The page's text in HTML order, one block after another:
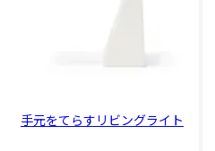
手元をてらすリビングライト